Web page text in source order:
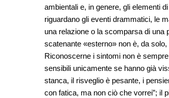
ambientali e, in genere, gli elementi
riguardano gli eventi drammatici, le
una relazione o la scomparsa di una
scatenante «esterno» non è, da
Riconoscerne i sintomi non è
sensibili unicamente se hanno già
stanca, il risveglio è pesante, i
con fatica, ma non ciò che vorrei”; il